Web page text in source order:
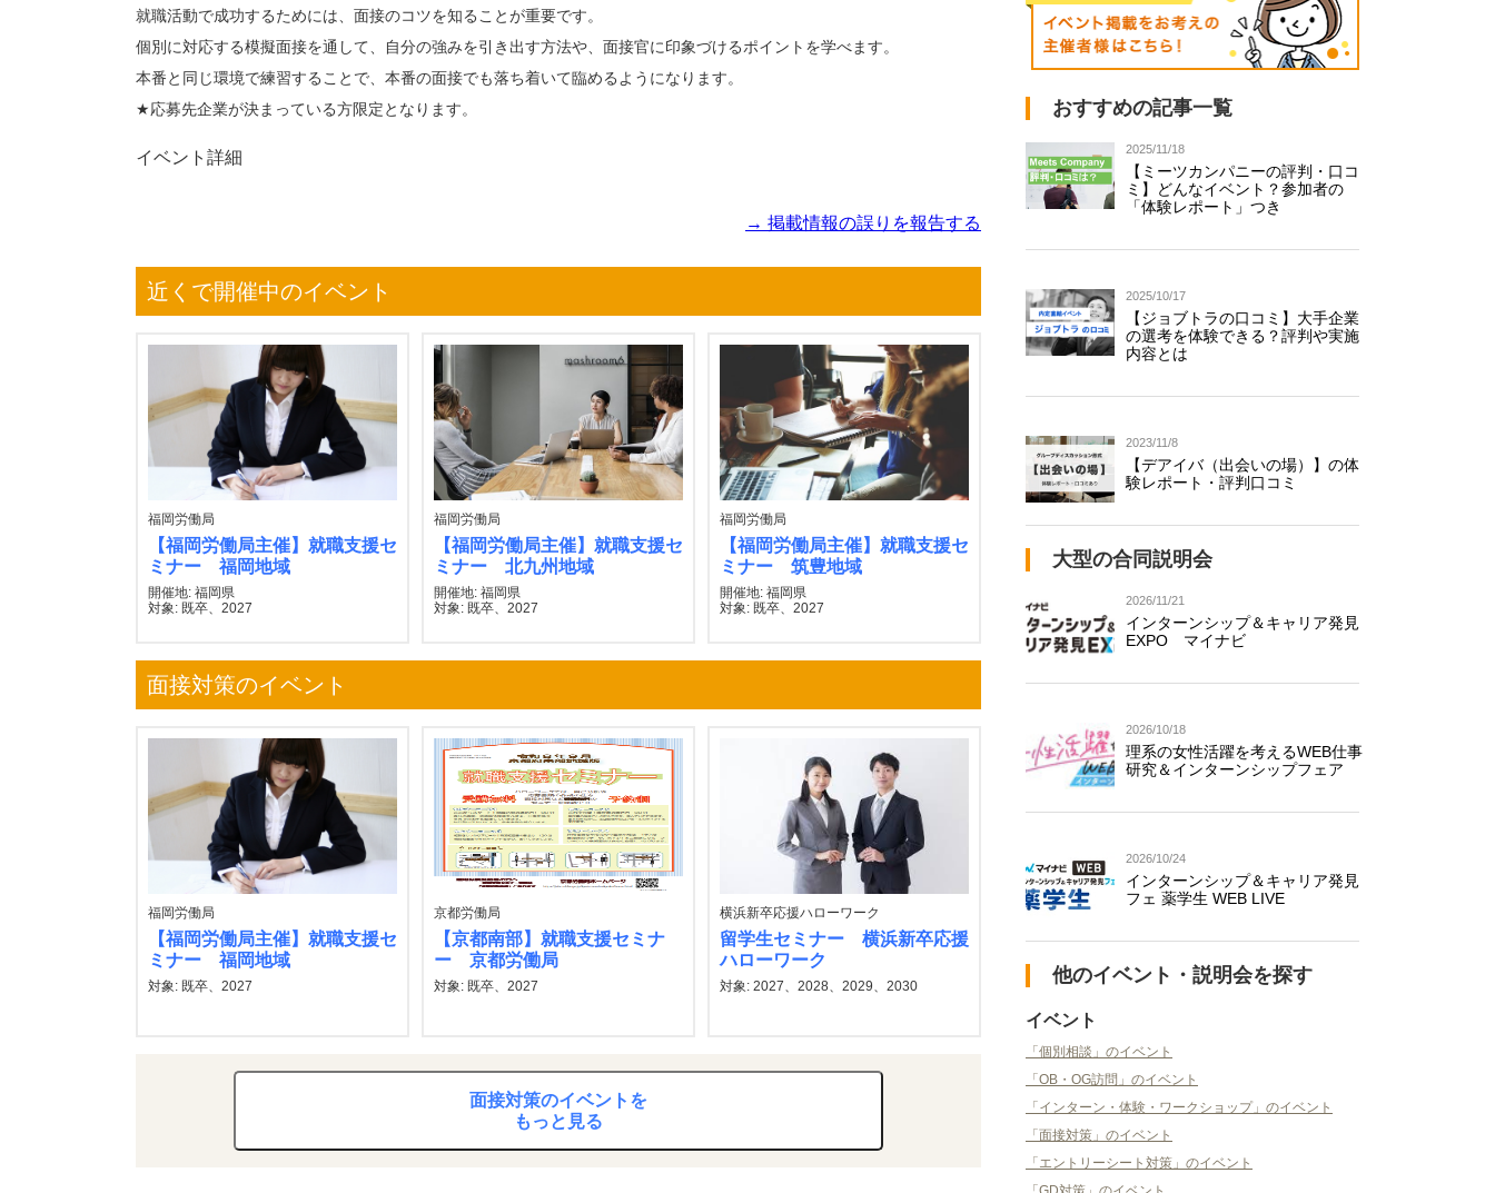
就職活動で成功するためには、面接のコツを知ることが重要です。
個別に対応する模擬面接を通して、自分の強みを引き出す方法や、面接官に印象づけるポイントを学べます。
本番と同じ環境で練習することで、本番の面接でも落ち着いて臨めるようになります。
★応募先企業が決まっている方限定となります。
イベント詳細
→ 掲載情報の誤りを報告する
近くで開催中のイベント
福岡労働局
【福岡労働局主催】就職支援セ
ミナー 福岡地域
開催地: 福岡県
対象: 既卒、2027
福岡労働局
【福岡労働局主催】就職支援セ
ミナー 北九州地域
開催地: 福岡県
対象: 既卒、2027
福岡労働局
【福岡労働局主催】就職支援セ
ミナー 筑豊地域
開催地: 福岡県
対象: 既卒、2027
面接対策のイベント
福岡労働局
【福岡労働局主催】就職支援セ
ミナー 福岡地域
対象: 既卒、2027
京都労働局
【京都南部】就職支援セミナ
ー 京都労働局
対象: 既卒、2027
横浜新卒応援ハローワーク
留学生セミナー 横浜新卒応援
ハローワーク
対象: 2027、2028、2029、2030
面接対策のイベントを
もっと見る
おすすめの記事一覧
2025/11/18
【ミーツカンパニーの評判・口コ
ミ】どんなイベント？参加者の
「体験レポート」つき
2025/10/17
【ジョブトラの口コミ】大手企業
の選考を体験できる？評判や実施
内容とは
2023/11/8
【デアイバ（出会いの場）】の体
験レポート・評判口コミ
大型の合同説明会
2026/11/21
インターンシップ＆キャリア発見
EXPO マイナビ
2026/10/18
理系の女性活躍を考えるWEB仕事
研究＆インターンシップフェア
2026/10/24
インターンシップ＆キャリア発見
フェ 薬学生 WEB LIVE
他のイベント・説明会を探す
イベント
「個別相談」のイベント
「OB・OG訪問」のイベント
「インターン・体験・ワークショップ」のイベント
「面接対策」のイベント
「エントリーシート対策」のイベント